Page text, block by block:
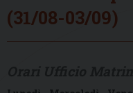
(31/08-03/09)